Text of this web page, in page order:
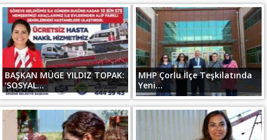
BAŞKAN MÜGE YILDIZ TOPAK:
‘SOSYAL...
MHP Çorlu İlçe Teşkilatında
Yeni...